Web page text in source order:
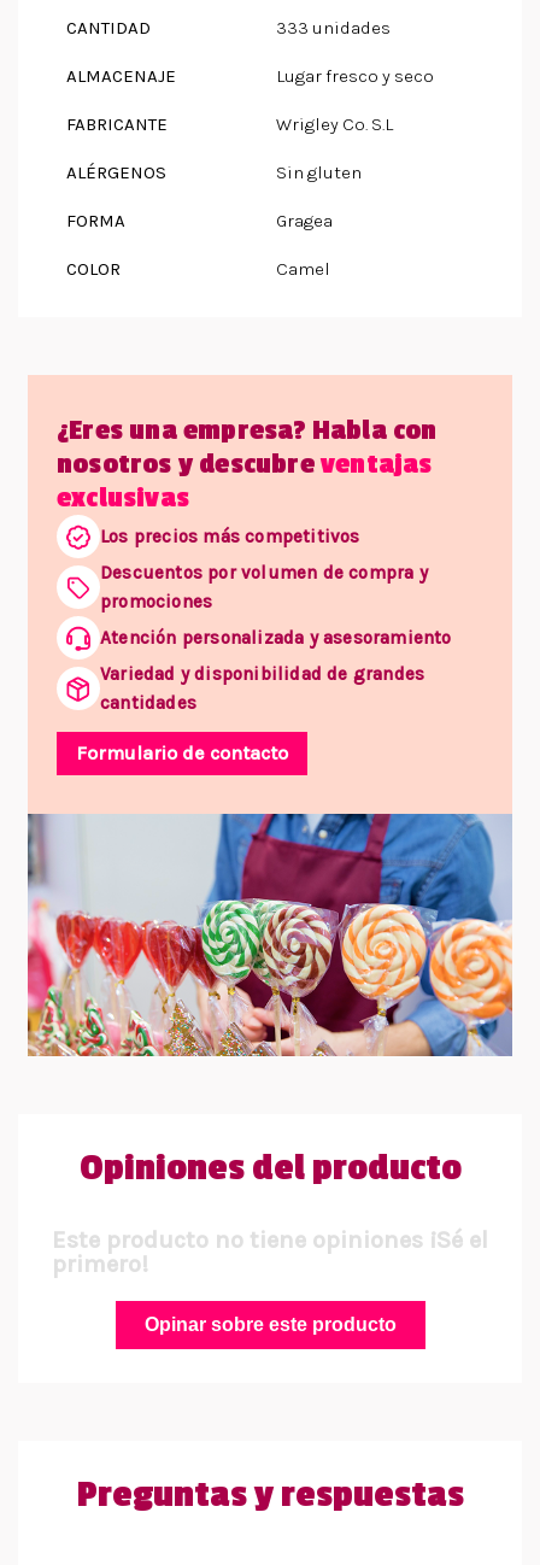
CANTIDAD 333 unidades
ALMACENAJE Lugar fresco y seco
FABRICANTE Wrigley Co. S.L
ALÉRGENOS Sin gluten
FORMA Gragea
COLOR Camel
¿Eres una empresa? Habla con
nosotros y descubreventajas
exclusivas
Los precios más competitivos
Descuentos por volumen de compra y
promociones
Atención personalizada y asesoramiento
Variedad y disponibilidad de grandes
cantidades
Formulario de contacto
Opiniones del producto
Este producto no tiene opiniones ¡Sé el
primero!
Opinar sobre este producto
Preguntas y respuestas